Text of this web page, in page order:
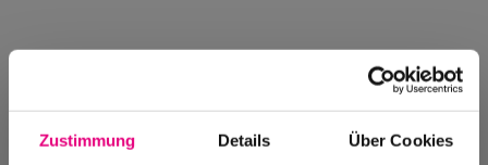
Zustimmung Details Über Cookies